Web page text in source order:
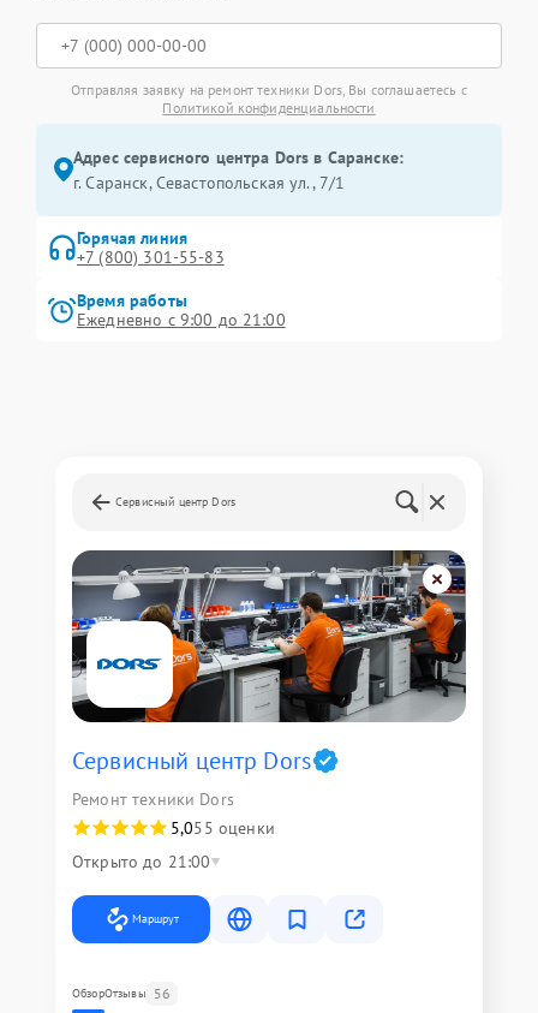
Отправляя заявку на ремонт техники Dors, Вы соглашаетесь с
Политикой конфиденциальности
Адрес сервисного центра Dors в Саранске:
г. Саранск, Севастопольская ул., 7/1
Горячая линия
+7 (800) 301-55-83
Время работы
Ежедневно с 9:00 до 21:00
Сервисный центр Dors
Сервисный центр Dors
Ремонт техники Dors
5,055 оценки
Открыто до 21:00
Маршрут
ОбзорОтзывы 56